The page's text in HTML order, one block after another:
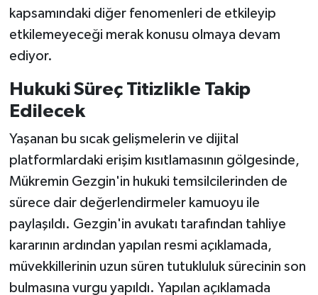
kapsamındaki diğer fenomenleri de etkileyip
etkilemeyeceği merak konusu olmaya devam
ediyor.
Hukuki Süreç Titizlikle Takip
Edilecek
Yaşanan bu sıcak gelişmelerin ve dijital
platformlardaki erişim kısıtlamasının gölgesinde,
Mükremin Gezgin'in hukuki temsilcilerinden de
sürece dair değerlendirmeler kamuoyu ile
paylaşıldı. Gezgin'in avukatı tarafından tahliye
kararının ardından yapılan resmi açıklamada,
müvekkillerinin uzun süren tutukluluk sürecinin son
bulmasına vurgu yapıldı. Yapılan açıklamada